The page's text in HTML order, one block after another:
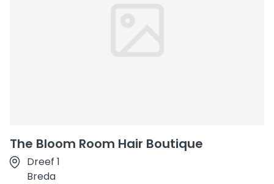
The Bloom Room Hair Boutique
Dreef 1
Breda